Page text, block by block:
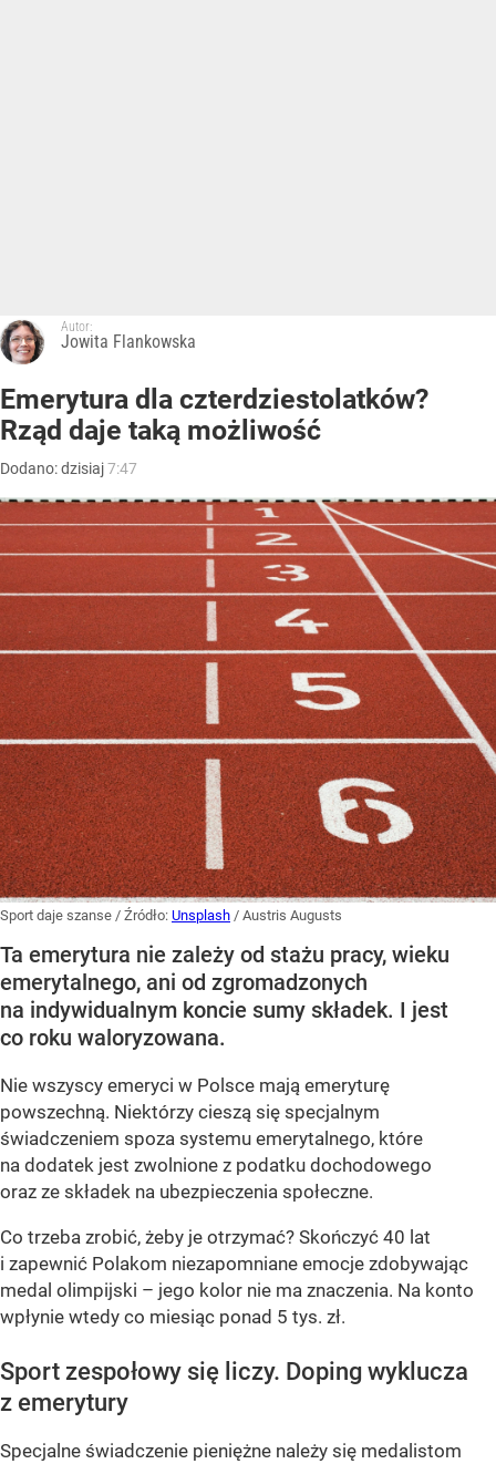
Autor:
Jowita Flankowska
Emerytura dla czterdziestolatków?
Rząd daje taką możliwość
Dodano:dzisiaj7:47
Sport daje szanse / Źródło: Unsplash / Austris Augusts
Ta emerytura nie zależy od stażu pracy, wieku
emerytalnego, ani od zgromadzonych
na indywidualnym koncie sumy składek. I jest
co roku waloryzowana.
Nie wszyscy emeryci w Polsce mają emeryturę
powszechną. Niektórzy cieszą się specjalnym
świadczeniem spoza systemu emerytalnego, które
na dodatek jest zwolnione z podatku dochodowego
oraz ze składek na ubezpieczenia społeczne.
Co trzeba zrobić, żeby je otrzymać? Skończyć 40 lat
i zapewnić Polakom niezapomniane emocje zdobywając
medal olimpijski – jego kolor nie ma znaczenia. Na konto
wpłynie wtedy co miesiąc ponad 5 tys. zł.
Sport zespołowy się liczy. Doping wyklucza
z emerytury
Specjalne świadczenie pieniężne należy się medalistom